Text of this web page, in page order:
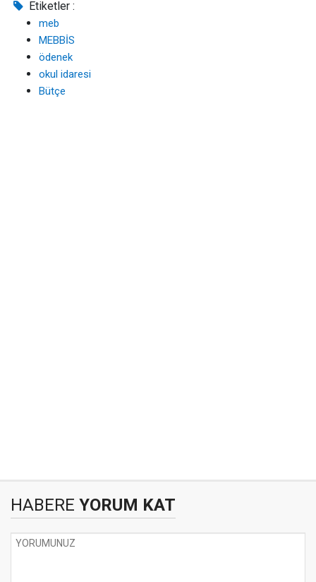
Etiketler :
meb
MEBBİS
ödenek
okul idaresi
Bütçe
HABERE YORUM KAT